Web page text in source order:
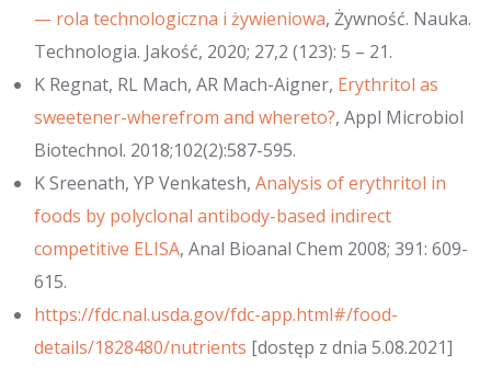
— rola technologiczna i żywieniowa, Żywność. Nauka.
Technologia. Jakość, 2020; 27,2 (123): 5 – 21.
K Regnat, RL Mach, AR Mach-Aigner, Erythritol as
sweetener-wherefrom and whereto?, Appl Microbiol
Biotechnol. 2018;102(2):587-595.
K Sreenath, YP Venkatesh,Analysis of erythritol in
foods by polyclonal antibody-based indirect
competitive ELISA, Anal Bioanal Chem 2008; 391: 609-
615.
https://fdc.nal.usda.gov/fdc-app.html#/food-
details/1828480/nutrients [dostęp z dnia 5.08.2021]